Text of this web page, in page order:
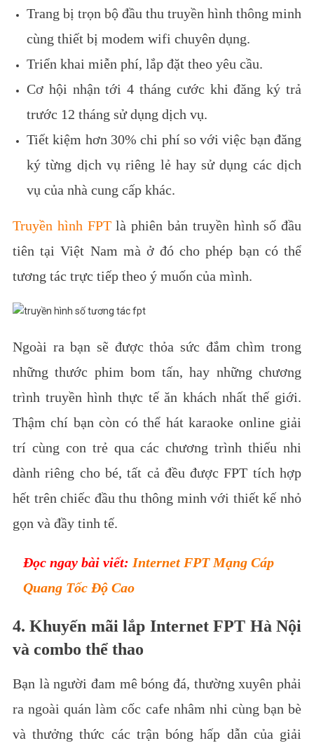
Trang bị trọn bộ đầu thu truyền hình thông minh
cùng thiết bị modem wifi chuyên dụng.
Triển khai miễn phí, lắp đặt theo yêu cầu.
Cơ hội nhận tới 4 tháng cước khi đăng ký trả
trước 12 tháng sử dụng dịch vụ.
Tiết kiệm hơn 30% chi phí so với việc bạn đăng
ký từng dịch vụ riêng lẻ hay sử dụng các dịch
vụ của nhà cung cấp khác.
Truyền hình FPTlà phiên bản truyền hình số đầu
tiên tại Việt Nam mà ở đó cho phép bạn có thể
tương tác trực tiếp theo ý muốn của mình.
Ngoài ra bạn sẽ được thỏa sức đắm chìm trong
những thước phim bom tấn, hay những chương
trình truyền hình thực tế ăn khách nhất thế giới.
Thậm chí bạn còn có thể hát karaoke online giải
trí cùng con trẻ qua các chương trình thiếu nhi
dành riêng cho bé, tất cả đều được FPT tích hợp
hết trên chiếc đầu thu thông minh với thiết kế nhỏ
gọn và đầy tinh tế.
Đọc ngay bài viết: Internet FPT Mạng Cáp
Quang Tốc Độ Cao
4. Khuyến mãi lắp Internet FPT Hà Nội
và combo thể thao
Bạn là người đam mê bóng đá, thường xuyên phải
ra ngoài quán làm cốc cafe nhâm nhi cùng bạn bè
và thưởng thức các trận bóng hấp dẫn của giải